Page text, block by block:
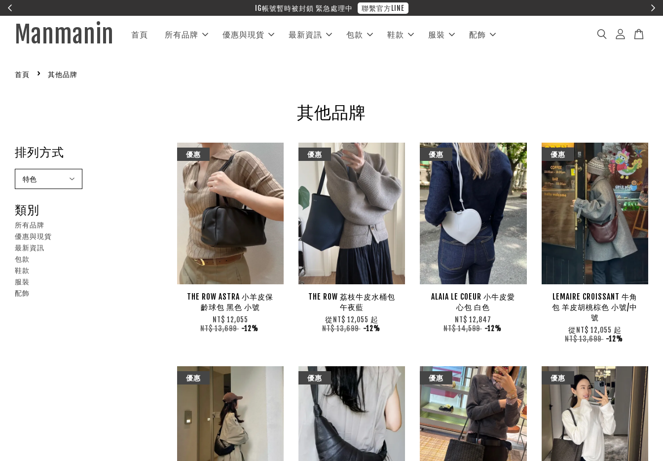
❤︎ 全館滿兩萬享免運
Manmanin 首頁 所有品牌 優惠與現貨 最新資訊 包款 鞋款 服裝 配飾
首頁 › 其他品牌
其他品牌
排列方式
類別
所有品牌
優惠與現貨
最新資訊
包款
鞋款
服裝
配飾
優惠
THE ROW ASTRA 小羊皮保
齡球包 黑色 小號
NT$ 12,055
NT$ 13,699 -12%
優惠
THE ROW 荔枝牛皮水桶包
午夜藍
從 NT$ 12,055 起
NT$ 13,699 -12%
優惠
ALAIA LE COEUR 小牛皮愛
心包 白色
NT$ 12,847
NT$ 14,599 -12%
優惠
LEMAIRE CROISSANT 牛角
包 羊皮胡桃棕色 小號/中
號
從 NT$ 12,055 起
NT$ 13,699 -12%
優惠 優惠 優惠 優惠